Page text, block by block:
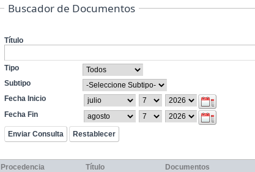
Buscador de Documentos
Título
Tipo
Subtipo
Fecha Inicio
Fecha Fin
Procedencia Título Documentos